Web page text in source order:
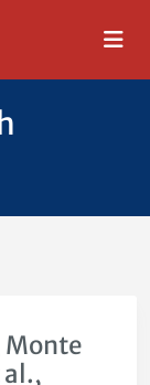
Monte
al.,